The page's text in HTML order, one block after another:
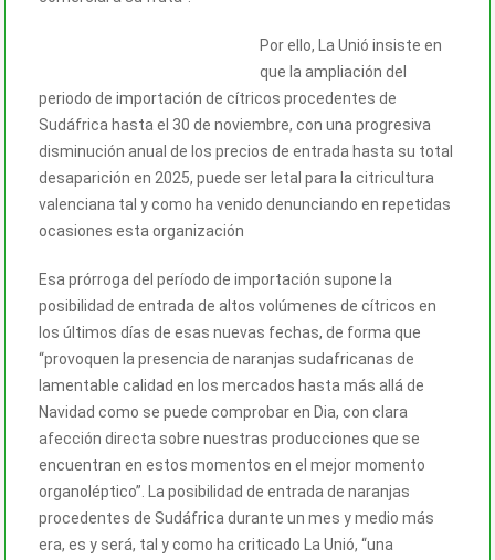
Por ello, La Unió insiste en
que la ampliación del
periodo de importación de cítricos procedentes de
Sudáfrica hasta el 30 de noviembre, con una progresiva
disminución anual de los precios de entrada hasta su total
desaparición en 2025, puede ser letal para la citricultura
valenciana tal y como ha venido denunciando en repetidas
ocasiones esta organización
Esa prórroga del período de importación supone la
posibilidad de entrada de altos volúmenes de cítricos en
los últimos días de esas nuevas fechas, de forma que
“provoquen la presencia de naranjas sudafricanas de
lamentable calidad en los mercados hasta más allá de
Navidad como se puede comprobar en Dia, con clara
afección directa sobre nuestras producciones que se
encuentran en estos momentos en el mejor momento
organoléptico”. La posibilidad de entrada de naranjas
procedentes de Sudáfrica durante un mes y medio más
era, es y será, tal y como ha criticado La Unió, “una